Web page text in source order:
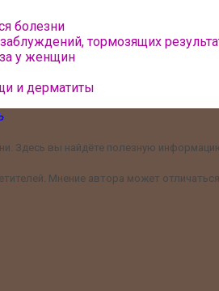
болезни
тормозящих
у женщин
и дерматиты
вы найдёте полезную
Мнение автора может